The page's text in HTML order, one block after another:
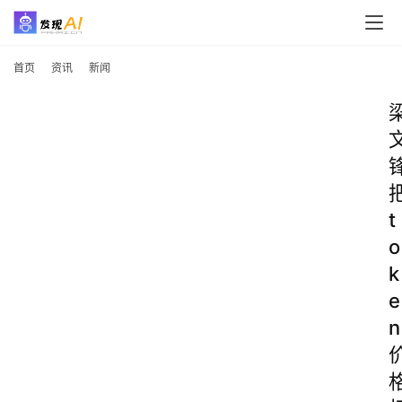
首页 资讯 新闻
t
o
k
e
n